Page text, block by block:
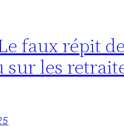
faux répit de
sur les